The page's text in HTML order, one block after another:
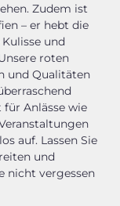
Zudem ist
– er hebt die
und
roten
und Qualitäten
Anlässe wie
auf. Lassen Sie
und
nicht vergessen